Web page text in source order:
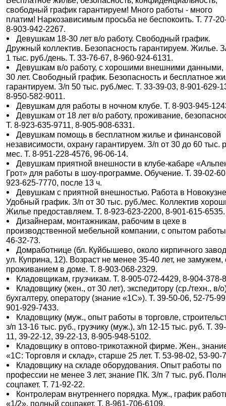
свободный график гарантируем! Много работы - много
платим! Наркозависимым просьба не беспокоить. Т. 77-
8-903-942-2267.
Девушкам 18-30 лет в/о работу. Свободный график.
Дружный коллектив. Безопасность гарантируем. Жилье.
1 тыс. руб./день. Т. 33-76-67, 8-960-924-6131.
Девушкам в/о работу, с хорошими внешними данными,
30 лет. Свободный график. Безопасность и бесплатное
гарантируем. З/п 50 тыс. руб./мес. Т. 33-39-03, 8-901-629-
8-950-582-9011.
Девушкам для работы в ночном клубе. Т. 8-903-945-
Девушкам от 18 лет в/о работу, проживание,
Т. 8-923-635-9711, 8-905-908-6331.
Девушкам помощь в бесплатном жилье и финансовой
независимости, охрану гарантируем. З/п от 30 до 60 тыс.
мес. Т. 8-951-228-4576, 96-06-14.
Девушкам приятной внешности в клубе-кабаре
Грот» для работы в шоу-программе. Обучение. Т. 39-02-
923-625-7770, после 13 ч.
Девушкам с приятной внешностью. Работа в
Удобный график. З/п от 30 тыс. руб./мес. Коллектив
Жилье предоставляем. Т. 8-923-623-2200, 8-901-615-6535.
Дизайнерам, монтажникам, рабочим в цехе в
производственной мебельной компании, с опытом
46-32-73.
Домработнице (бл. Куйбышево, около кирпичного
ул. Куприна, 12). Возраст не менее 35-40 лет, не замужем,
проживанием в доме. Т. 8-903-068-2329.
Кладовщикам, грузчикам. Т. 8-905-072-4429, 8-904-378-
Кладовщику (жен., от 30 лет), экспедитору (ср./техн., в/
бухгалтеру, оператору (знание «1С»). Т. 39-50-06, 52-75-
901-929-7433.
Кладовщику (муж., опыт работы в торговле,
з/п 13-16 тыс. руб., грузчику (муж.), з/п 12-15 тыс. руб. Т.
11, 39-22-12, 39-22-13, 8-905-948-5102.
Кладовщику в оптово-трикотажной фирме. Жен.,
«1С: Торговля и склад», старше 25 лет. Т. 53-98-02, 53-90-
Кладовщику на складе оборудования. Опыт работы по
профессии не менее 3 лет, знание ПК. З/п 7 тыс. руб.
соцпакет. Т. 71-92-22.
Контролерам внутреннего порядка. Муж., график
«1/2», полный соцпакет. Т. 8-961-706-6109.